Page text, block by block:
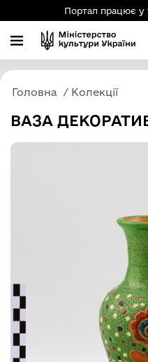
Портал працює у
Головна Колекції
ВАЗА